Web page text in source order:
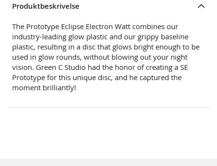
Produktbeskrivelse
The Prototype Eclipse Electron Watt combines our
industry-leading glow plastic and our grippy baseline
plastic, resulting in a disc that glows bright enough to be
used in glow rounds, without blowing out your night
vision. Green C Studio had the honor of creating a SE
Prototype for this unique disc, and he captured the
moment brilliantly!